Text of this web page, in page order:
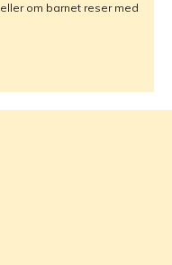
om barnet reser med